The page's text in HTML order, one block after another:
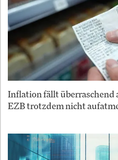
Inflation fällt überraschend
EZB trotzdem nicht